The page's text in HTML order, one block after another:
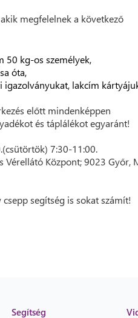
megfelelnek a következő
50 kg-os személyek,
óta,
lakcím
előtt mindenképpen
és táplálékot egyaránt!
7:30-11:00.
Vérellátó Központ; 9023 Győr,
segítség is sokat számít!
Segítség